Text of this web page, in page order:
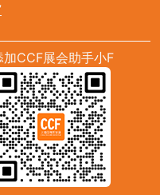
加CCF展会助手小F